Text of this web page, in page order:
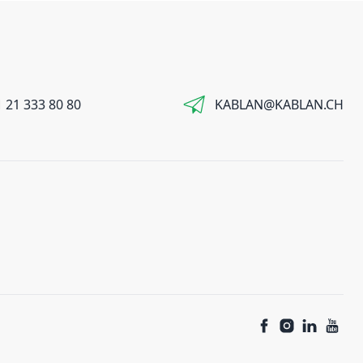
21 333 80 80 KABLAN@KABLAN.CH